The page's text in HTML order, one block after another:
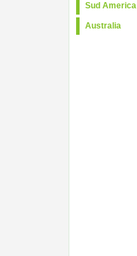
Sud America
Australia